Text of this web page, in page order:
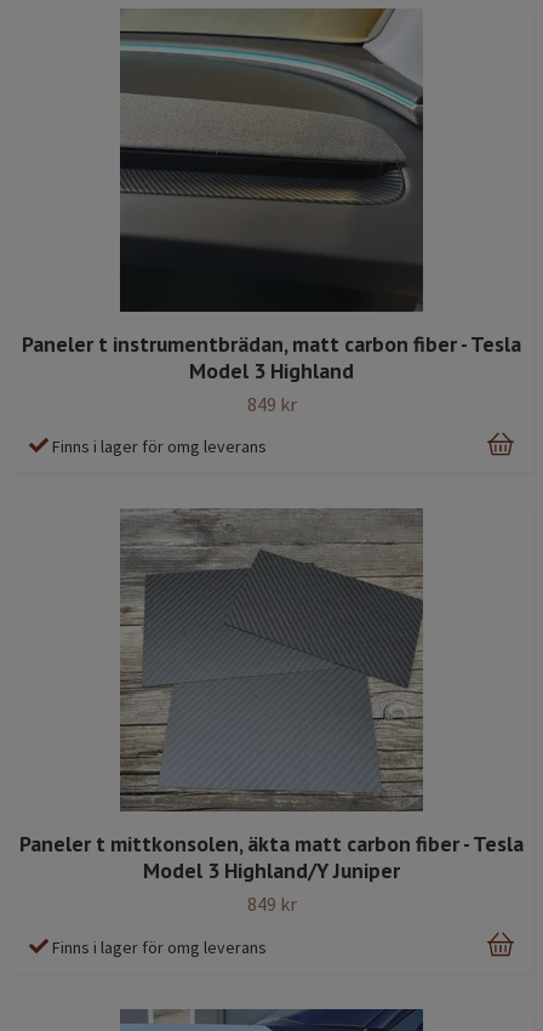
Paneler t instrumentbrädan, matt carbon fiber - Tesla
Model 3 Highland
849 kr
Finns i lager för omg leverans
Paneler t mittkonsolen, äkta matt carbon fiber - Tesla
Model 3 Highland/Y Juniper
849 kr
Finns i lager för omg leverans